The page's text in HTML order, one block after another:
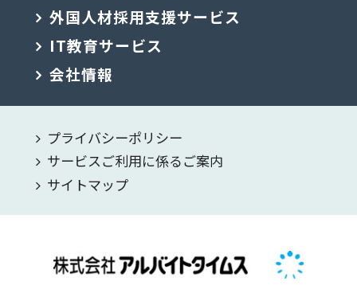
外国人材採用支援サービス
IT教育サービス
会社情報
プライバシーポリシー
サービスご利用に係るご案内
サイトマップ